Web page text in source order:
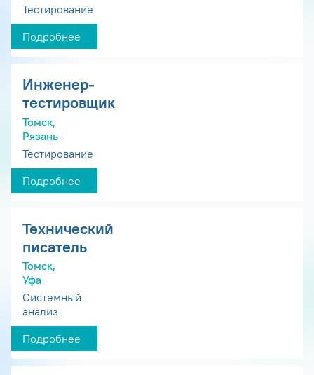
Тестирование
Подробнее
Инженер-
тестировщик
Томск,
Рязань
Тестирование
Подробнее
Технический
писатель
Томск,
Уфа
Системный
анализ
Подробнее